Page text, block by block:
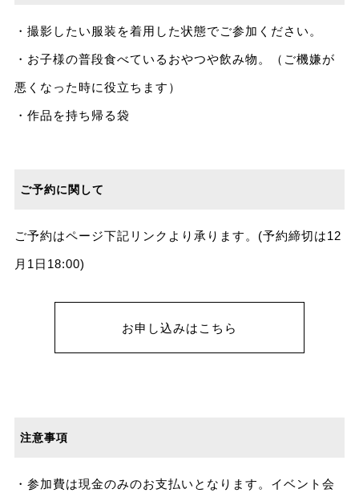
・撮影したい服装を着用した状態でご参加ください。
・お子様の普段食べているおやつや飲み物。（ご機嫌が
悪くなった時に役立ちます）
・作品を持ち帰る袋
ご予約に関して
ご予約はページ下記リンクより承ります。(予約締切は12
月1日18:00)
お申し込みはこちら
注意事項
・参加費は現金のみのお支払いとなります。イベント会